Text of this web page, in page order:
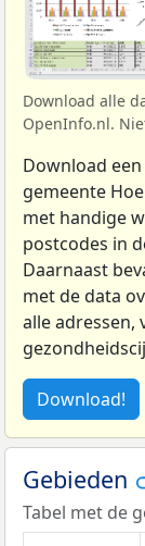
Download alle
OpenInfo.nl.
Download
gemeente
met handige
postcodes in
Daarnaast
met de data
alle adressen,
Download!
Gebieden
Tabel met de